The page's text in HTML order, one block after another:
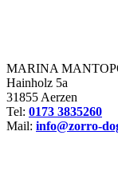
MARINA
Hainholz 5a
31855 Aerzen
Tel: 0173 3835260
Mail: info@zorro-